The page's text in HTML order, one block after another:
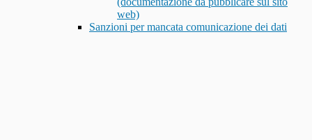
web)
Sanzioni per mancata comunicazione dei dati